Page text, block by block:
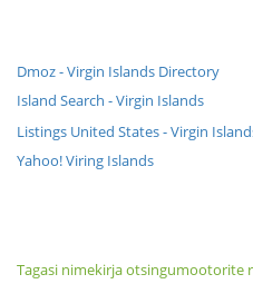
Dmoz - Virgin Islands Directory
Island Search - Virgin Islands
Listings United States - Virgin
Yahoo! Viring Islands
Tagasi nimekirja otsingumootorite